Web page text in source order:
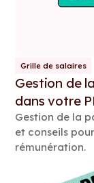
Grille de salaires
Gestion de
dans votre
Gestion de la
et conseils
rémunération.